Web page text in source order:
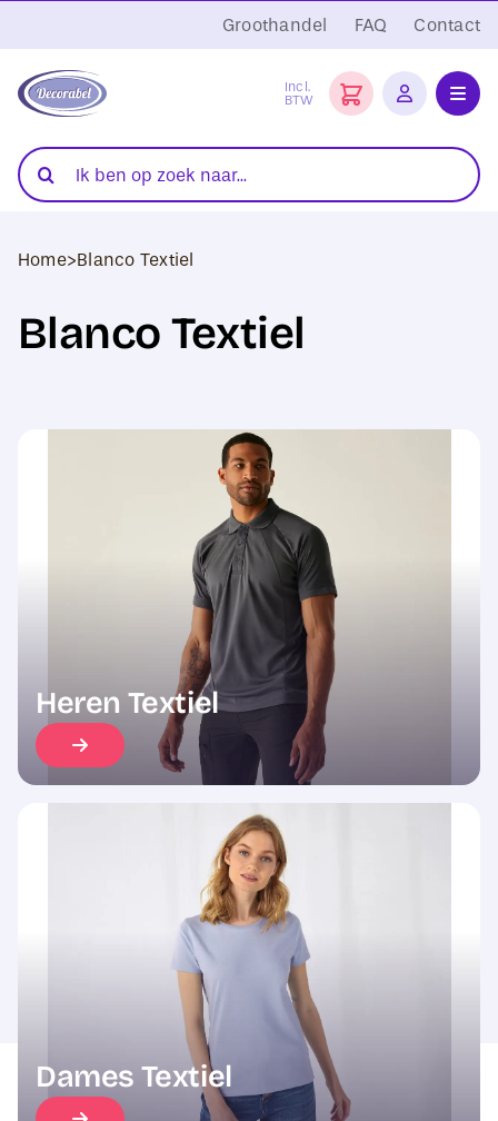
naar
inhoud
Groothandel FAQ Contact
Incl.
BTW
Folies
Transferpersen
Sublimatie
Hobby Artikelen
Zoeken
naar:
Home>Blanco Textiel
Blanco Textiel
Heren Textiel
Dames Textiel